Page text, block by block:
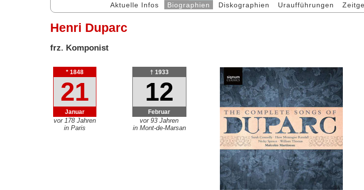
Aktuelle Infos Biographien Diskographien Uraufführungen
Henri Duparc
frz. Komponist
* 1848
21
Januar
vor 178 Jahren
in Paris
† 1933
12
Februar
vor 93 Jahren
in Mont-de-Marsan